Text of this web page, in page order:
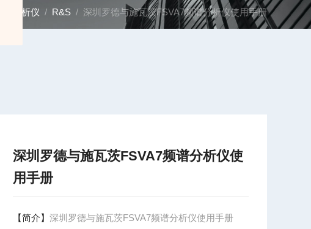
谱分析仪 / R&S / 深圳罗德与施瓦茨FSVA7频谱分析仪使用手册
深圳罗德与施瓦茨FSVA7频谱分析仪使
用手册
【简介】深圳罗德与施瓦茨FSVA7频谱分析仪使用手册